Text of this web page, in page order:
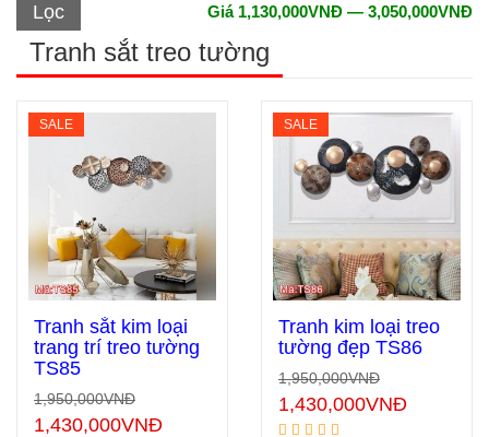
Lọc Giá 1,130,000VNĐ — 3,050,000VNĐ
Tranh sắt treo tường
SALE
Thêm vào giỏ hàng
Tranh kim loại treo
tường đẹp TS86
1,950,000VNĐ
1,430,000VNĐ
SALE
Tranh sắt kim loại
trang trí treo tường
TS85
1,950,000VNĐ
1,430,000VNĐ